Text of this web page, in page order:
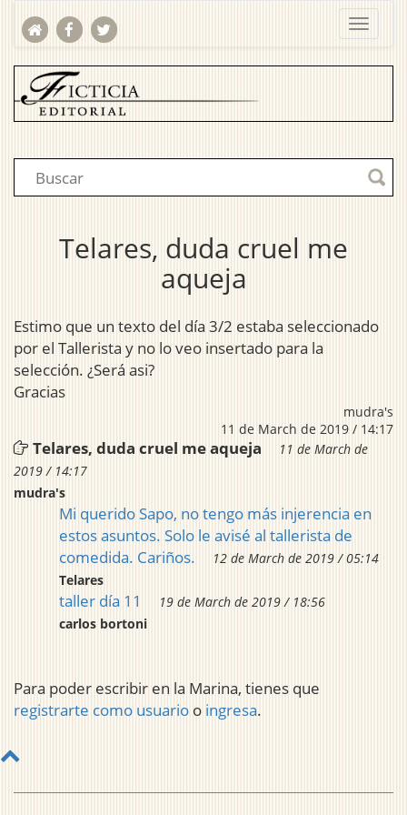
Telares, duda cruel me
aqueja
Estimo que un texto del día 3/2 estaba seleccionado
por el Tallerista y no lo veo insertado para la
selección. ¿Será asi?
Gracias
mudra's
11 de March de 2019 / 14:17
Telares, duda cruel me aqueja
11 de March de
2019 / 14:17
mudra's
Mi querido Sapo, no tengo más injerencia en
estos asuntos. Solo le avisé al tallerista de
comedida. Cariños.
12 de March de 2019 / 05:14
Telares
taller día 11
19 de March de 2019 / 18:56
carlos bortoni
Para poder escribir en la Marina, tienes que
registrarte como usuario o ingresa.